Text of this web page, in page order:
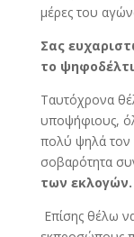
μέρες του
Σας
το
Ταυτόχρονα
υποψήφιους,
πολύ ψηλά τον
σοβαρότητα
των εκλογών.
Επίσης θέλω